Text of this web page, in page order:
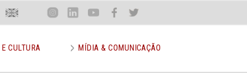
En Inst Lin You Face Twit
CULTURA MÍDIA & COMUNICAÇÃO